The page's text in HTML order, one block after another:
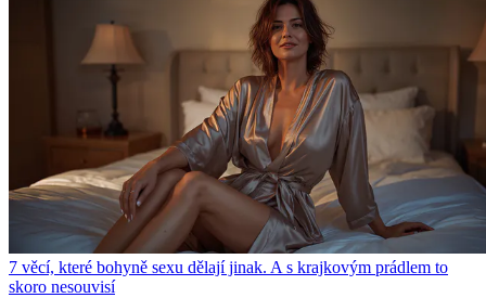
7 věcí, které bohyně sexu dělají jinak. A s krajkovým prádlem to
skoro nesouvisí